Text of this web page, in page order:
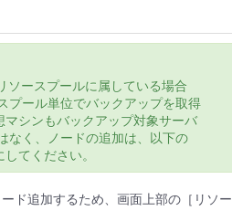
ソースプールに属している場合
プール単位でバックアップを取得
シンもバックアップ対象サーバ
なく、ノードの追加は、以下の
てください。
ド追加するため、画面上部の［リソー